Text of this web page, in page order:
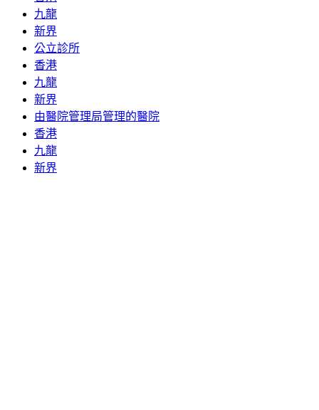
九龍
新界
公立診所
香港
九龍
新界
由醫院管理局管理的醫院
香港
九龍
新界